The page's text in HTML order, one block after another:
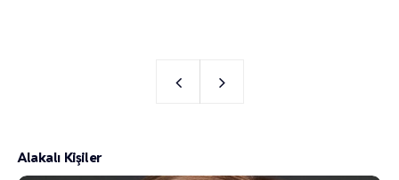
Alakalı Kişiler